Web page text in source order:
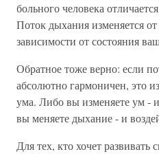
больного человека
Поток дыхания изменяется
зависимости от состояния
Обратное тоже верно: если
абсолютно гармоничен, это
ума. Либо вы изменяете ум -
вы меняете дыхание - и
Для тех, кто хочет